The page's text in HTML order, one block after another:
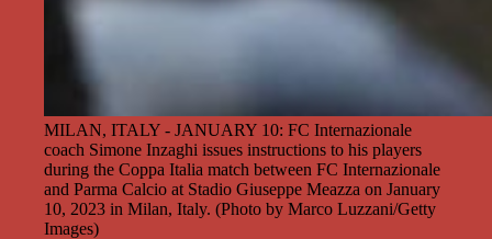
MILAN, ITALY - JANUARY 10: FC Internazionale
coach Simone Inzaghi issues instructions to his players
during the Coppa Italia match between FC Internazionale
and Parma Calcio at Stadio Giuseppe Meazza on January
10, 2023 in Milan, Italy. (Photo by Marco Luzzani/Getty
Images)